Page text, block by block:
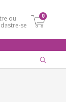
ou
se
0